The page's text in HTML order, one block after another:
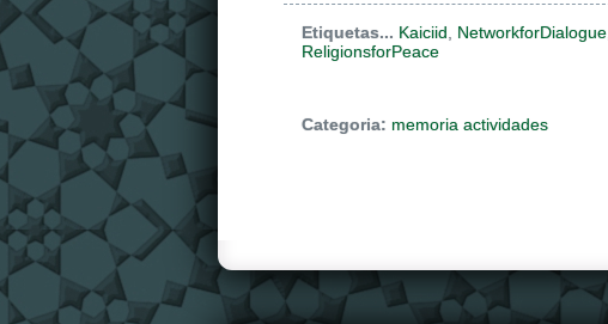
Etiquetas... Kaiciid NetworkforDialogue
ReligionsforPeace
Categoria: memoria actividades